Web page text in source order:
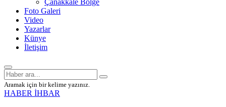
Çanakkale Bölge
Foto Galeri
Video
Yazarlar
Künye
İletişim
Aramak için bir kelime yazınız.
HABER İHBAR